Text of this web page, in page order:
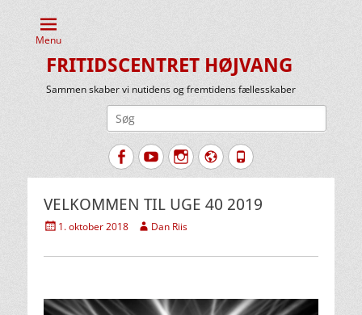
Menu
FRITIDSCENTRET HØJVANG
Sammen skaber vi nutidens og fremtidens fællesskaber
FacebookYouTubeInstagram
Website
Tlf.
VELKOMMEN TIL UGE 40 2019
Udgivet
1. oktober 2018 Forfatter
Dan Riis